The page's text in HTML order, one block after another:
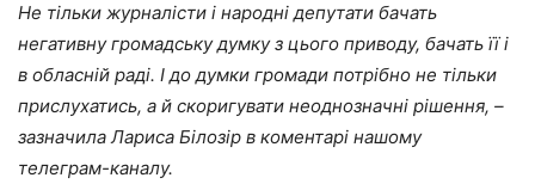
Не тільки журналісти і народні депутати бачать
негативну громадську думку з цього приводу, бачать її і
в обласній раді. І до думки громади потрібно не тільки
прислухатись, а й скоригувати неоднозначні рішення, –
зазначила Лариса Білозір в коментарі нашому
телеграм-каналу.